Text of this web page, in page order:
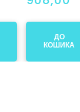
ДО
КОШИКА